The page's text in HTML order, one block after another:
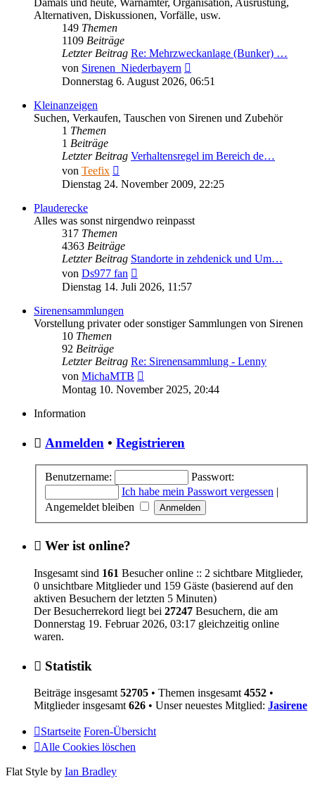
Damals und heute, Warnämter, Organisation, Ausrüstung,
Alternativen, Diskussionen, Vorfälle, usw.
149 Themen
1109 Beiträge
Letzter Beitrag Re: Mehrzweckanlage (Bunker) …
von Sirenen_Niederbayern
Beitrag
Donnerstag 6. August 2026, 06:51
Kleinanzeigen
Suchen, Verkaufen, Tauschen von Sirenen und Zubehör
1 Themen
1 Beiträge
Letzter Beitrag Verhaltensregel im Bereich de…
von Teefix
Beitrag
Dienstag 24. November 2009, 22:25
Plauderecke
Alles was sonst nirgendwo reinpasst
317 Themen
4363 Beiträge
Letzter Beitrag Standorte in zehdenick und Um…
von Ds977 fan
Beitrag
Dienstag 14. Juli 2026, 11:57
Sirenensammlungen
Vorstellung privater oder sonstiger Sammlungen von Sirenen
10 Themen
92 Beiträge
Letzter Beitrag Re: Sirenensammlung - Lenny
von MichaMTB
Beitrag
Montag 10. November 2025, 20:44
Information
Anmelden • Registrieren
Benutzername:
Passwort:
Ich habe mein Passwort vergessen |
Angemeldet bleiben
Wer ist online?
Insgesamt sind 161 Besucher online :: 2 sichtbare Mitglieder,
0 unsichtbare Mitglieder und 159 Gäste (basierend auf den
aktiven Besuchern der letzten 5 Minuten)
Der Besucherrekord liegt bei 27247 Besuchern, die am
Donnerstag 19. Februar 2026, 03:17 gleichzeitig online
waren.
Statistik
Beiträge insgesamt 52705 • Themen insgesamt 4552 •
Mitglieder insgesamt 626 • Unser neuestes Mitglied: Jasirene
Startseite Foren-Übersicht
Alle Cookies löschen
Flat Style by Ian Bradley